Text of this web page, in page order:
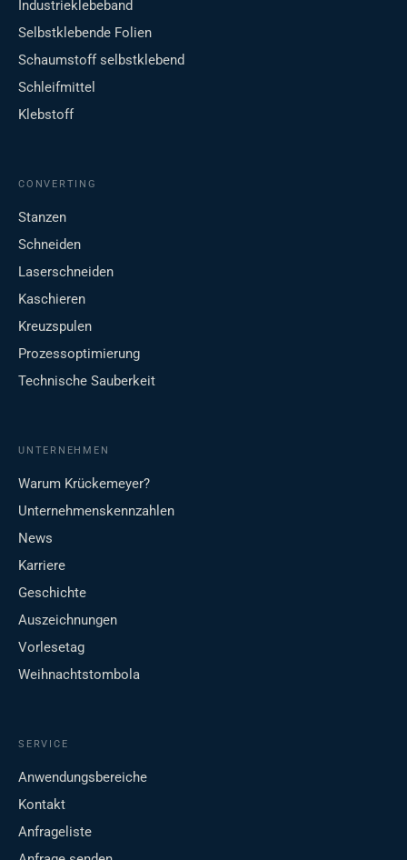
Industrieklebeband
Selbstklebende Folien
Schaumstoff selbstklebend
Schleifmittel
Klebstoff
CONVERTING
Stanzen
Schneiden
Laserschneiden
Kaschieren
Kreuzspulen
Prozessoptimierung
Technische Sauberkeit
UNTERNEHMEN
Warum Krückemeyer?
Unternehmenskennzahlen
News
Karriere
Geschichte
Auszeichnungen
Vorlesetag
Weihnachtstombola
SERVICE
Anwendungsbereiche
Kontakt
Anfrageliste